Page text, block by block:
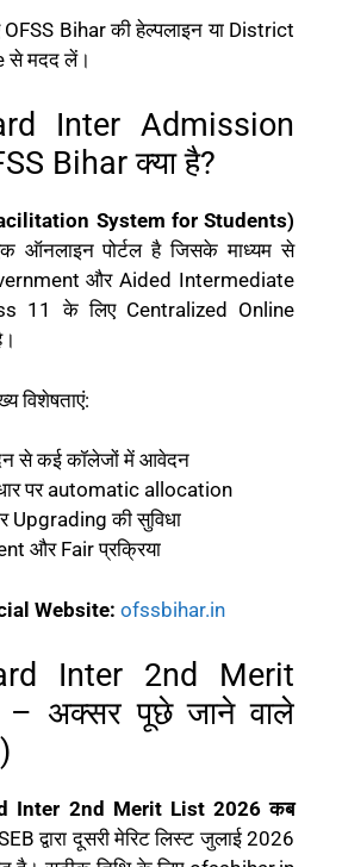
OFSS Bihar की हेल्पलाइन या District
से मदद लें।
Inter Admission
Bihar क्या है?
System for Students)
ऑनलाइन पोर्टल है जिसके माध्यम से
और Aided Intermediate
11 के लिए Centralized Online
विशेषताएं:
से कई कॉलेजों में आवेदन
पर automatic allocation
Upgrading की सुविधा
और Fair प्रक्रिया
Website: ofssbihar.in
Inter 2nd Merit
अक्सर पूछे जाने वाले
Inter 2nd Merit List 2026 कब
द्वारा दूसरी मेरिट लिस्ट जुलाई 2026